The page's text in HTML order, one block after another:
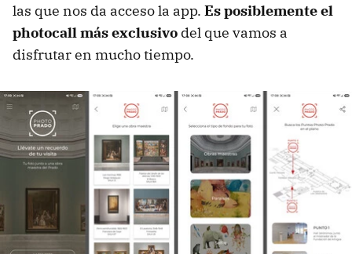
las que nos da acceso la app. Es posiblemente el
photocall más exclusivo del que vamos a
disfrutar en mucho tiempo.